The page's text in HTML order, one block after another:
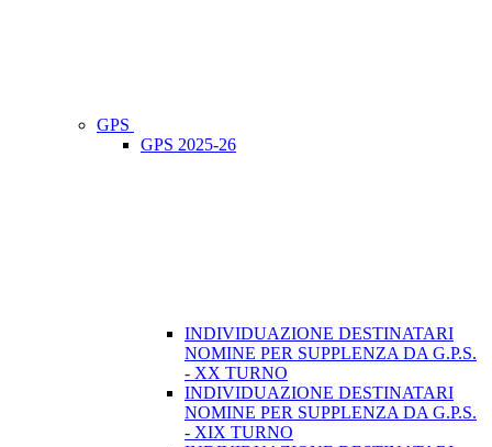
GPS
GPS 2025-26
INDIVIDUAZIONE DESTINATARI
NOMINE PER SUPPLENZA DA G.P.S.
- XX TURNO
INDIVIDUAZIONE DESTINATARI
NOMINE PER SUPPLENZA DA G.P.S.
- XIX TURNO